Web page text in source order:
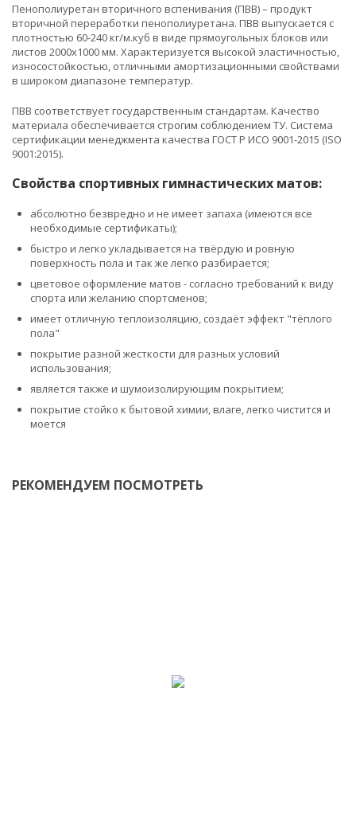
Пенополиуретан вторичного вспенивания (ПВВ) – продукт
вторичной переработки пенополиуретана. ПВВ выпускается с
плотностью 60-240 кг/м.куб в виде прямоугольных блоков или
листов 2000х1000 мм. Характеризуется высокой эластичностью,
износостойкостью, отличными амортизационными свойствами
в широком диапазоне температур.
ПВВ соответствует государственным стандартам. Качество
материала обеспечивается строгим соблюдением ТУ. Система
сертификации менеджмента качества ГОСТ Р ИСО 9001-2015 (ISO
9001:2015).
Свойства спортивных гимнастических матов:
абсолютно безвредно и не имеет запаха (имеются все
необходимые сертификаты);
быстро и легко укладывается на твёрдую и ровную
поверхность пола и так же легко разбирается;
цветовое оформление матов - согласно требований к виду
спорта или желанию спортсменов;
имеет отличную теплоизоляцию, создаёт эффект "тёплого
пола"
покрытие разной жесткости для разных условий
использования;
является также и шумоизолирующим покрытием;
покрытие стойко к бытовой химии, влаге, легко чистится и
моется
РЕКОМЕНДУЕМ ПОСМОТРЕТЬ